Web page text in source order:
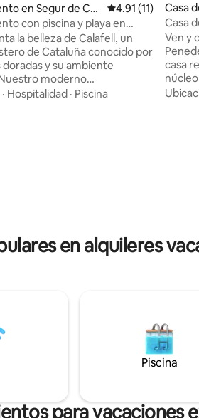
de 5, 14 reseñas
en Segur de Cal
Calificación
4.91 (11)
con piscina y playa en
la belleza de Calafell, un
de Cataluña conocido por
doradas y su ambiente
moderno
a solo unos pasos de la
· Hospitalidad · Piscina
Casa
Casa
Ven y
casa
sobre
en alquileres
Piscina
para vacaciones